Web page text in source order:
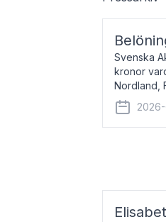
Svenska
kronor
Nordland,
född